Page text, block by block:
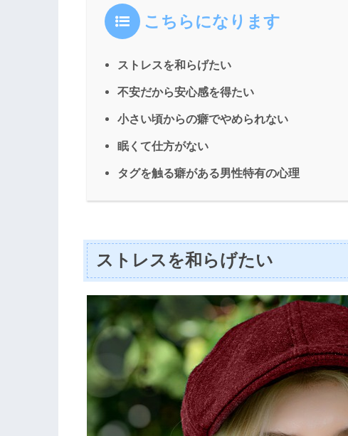
こちらになります
ストレスを和らげたい
不安だから安心感を得たい
小さい頃からの癖でやめられない
眠くて仕方がない
タグを触る癖がある男性特有の心理
ストレスを和らげたい